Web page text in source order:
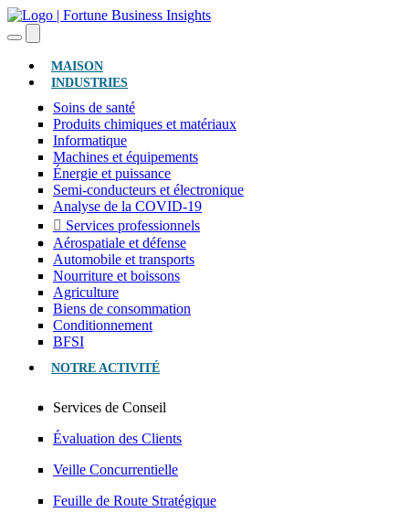
MAISON(ACTUEL)
INDUSTRIES
Soins de santé
Produits chimiques et matériaux
Informatique
Machines et équipements
Énergie et puissance
Semi-conducteurs et électronique
Analyse de la COVID-19
Services professionnels
Aérospatiale et défense
Automobile et transports
Nourriture et boissons
Agriculture
Biens de consommation
Conditionnement
BFSI
NOTRE ACTIVITÉ
Services de Conseil
Évaluation des Clients
Veille Concurrentielle
Feuille de Route Stratégique